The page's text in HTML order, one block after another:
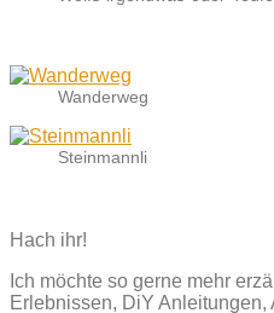
Wanderweg
Steinmannli
Hach ihr!
Ich möchte so gerne mehr
Erlebnissen, DiY Anleitungen,